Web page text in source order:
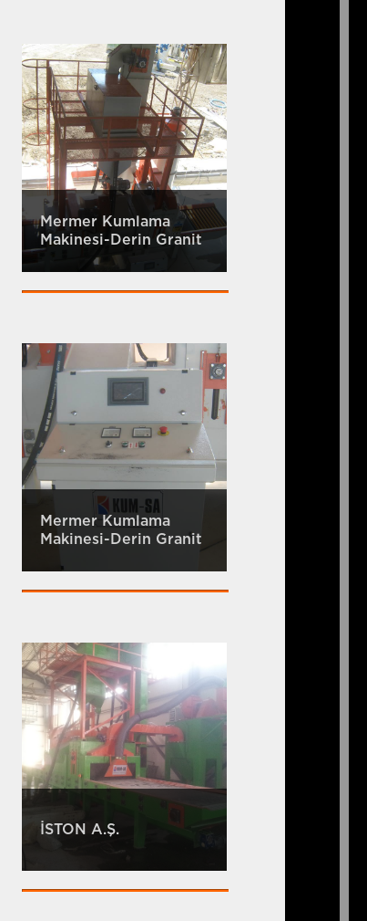
Mermer Kumlama
Makinesi-Derin Granit
Mermer Kumlama
Makinesi-Derin Granit
İSTON A.Ş.